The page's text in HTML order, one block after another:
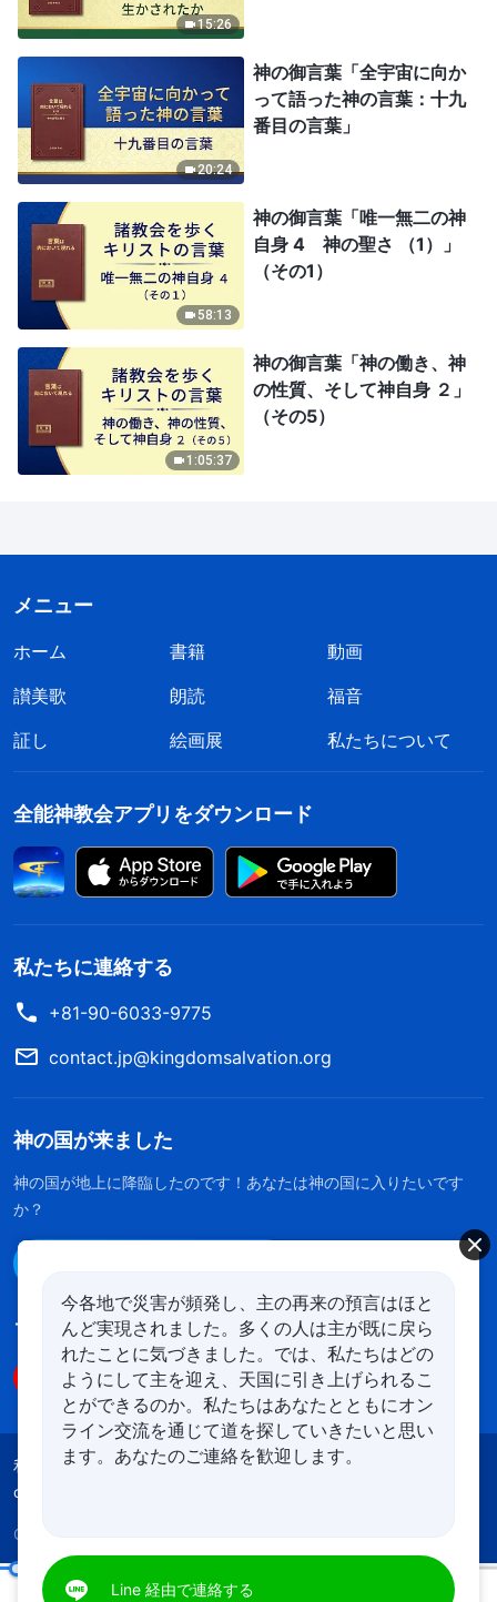
15:26
20:24
神の御言葉「全宇宙に向か
って語った神の言葉：十九
番目の言葉」
58:13
神の御言葉「唯一無二の神
自身 4 神の聖さ （1）」
（その1）
1:05:37
神の御言葉「神の働き、神
の性質、そして神自身 ２」
（その5）
メニュー
ホーム 書籍
動画
讃美歌
朗読
福音
証し
絵画展 私たちについて
全能神教会アプリをダウンロード
私たちに連絡する
+81-90-6033-9775
contact.jp@kingdomsalvation.org
神の国が来ました
神の国が地上に降臨したのです！あなたは神の国に入りたいです
か？
フォローする
利用規約 プライバシーポリシー
クレジット
cookies
Copyright © 2026
今各地で災害が頻発し、主の再来の預言はほと
んど実現されました。多くの人は主が既に戻ら
れたことに気づきました。では、私たちはどの
ようにして主を迎え、天国に引き上げられるこ
とができるのか。私たちはあなたとともにオン
ライン交流を通じて道を探していきたいと思い
ます。あなたのご連絡を歓迎します。
Line 経由で連絡する